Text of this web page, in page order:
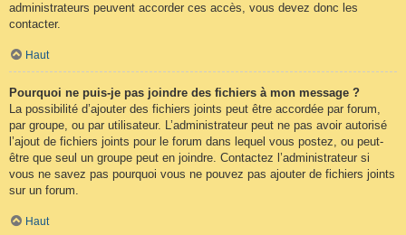
administrateurs peuvent accorder ces accès, vous devez donc les
contacter.
Haut
Pourquoi ne puis-je pas joindre des fichiers à mon message ?
La possibilité d’ajouter des fichiers joints peut être accordée par forum,
par groupe, ou par utilisateur. L’administrateur peut ne pas avoir autorisé
l’ajout de fichiers joints pour le forum dans lequel vous postez, ou peut-
être que seul un groupe peut en joindre. Contactez l’administrateur si
vous ne savez pas pourquoi vous ne pouvez pas ajouter de fichiers joints
sur un forum.
Haut